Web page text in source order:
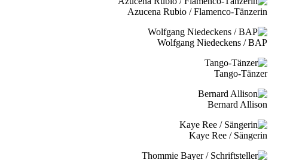
Azucena Rubio / Flamenco-Tänzerin
Wolfgang Niedeckens / BAP
Tango-Tänzer
Bernard Allison
Kaye Ree / Sängerin